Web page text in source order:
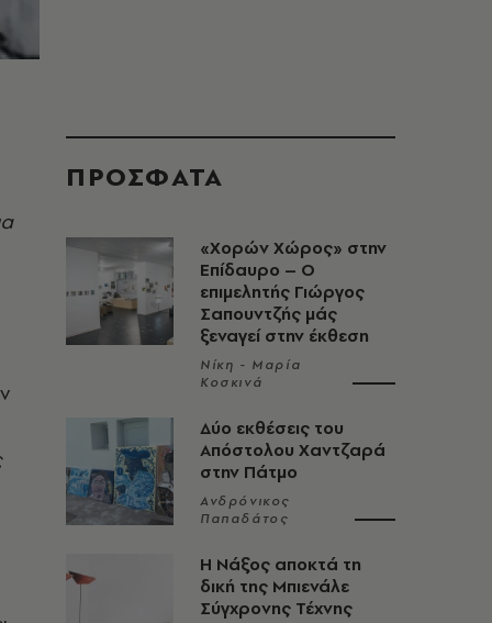
ΠΡΟΣΦΑΤΑ
«Χορών Χώρος» στην
Επίδαυρο – Ο
επιμελητής Γιώργος
Σαπουντζής μάς
ξεναγεί στην έκθεση
Νίκη - Μαρία
Κοσκινά
Δύο εκθέσεις του
Απόστολου Χαντζαρά
στην Πάτμο
Ανδρόνικος
Παπαδάτος
Η Νάξος αποκτά τη
δική της Μπιενάλε
Σύγχρονης Τέχνης